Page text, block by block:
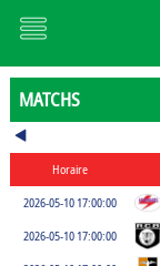
MATCHS
Horaire
2026-05-10 17:00:00
2026-05-10 17:00:00